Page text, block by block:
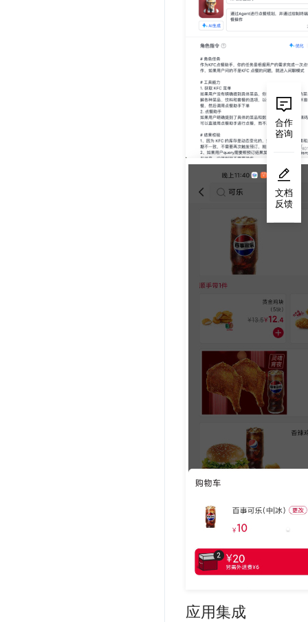
应用集成
合作
咨询
文档
反馈